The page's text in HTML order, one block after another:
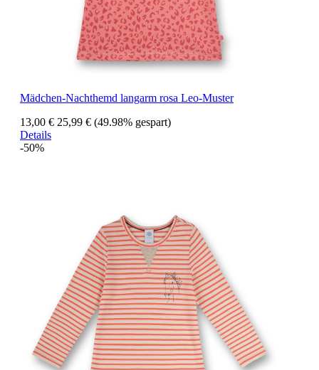
Mädchen-Nachthemd langarm rosa Leo-Muster
13,00 € 25,99 € (49.98% gespart)
Details
-50%